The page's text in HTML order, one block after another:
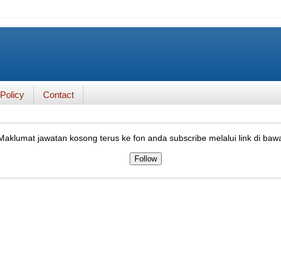
Contact
jawatan kosong terus ke fon anda subscribe melalui link di